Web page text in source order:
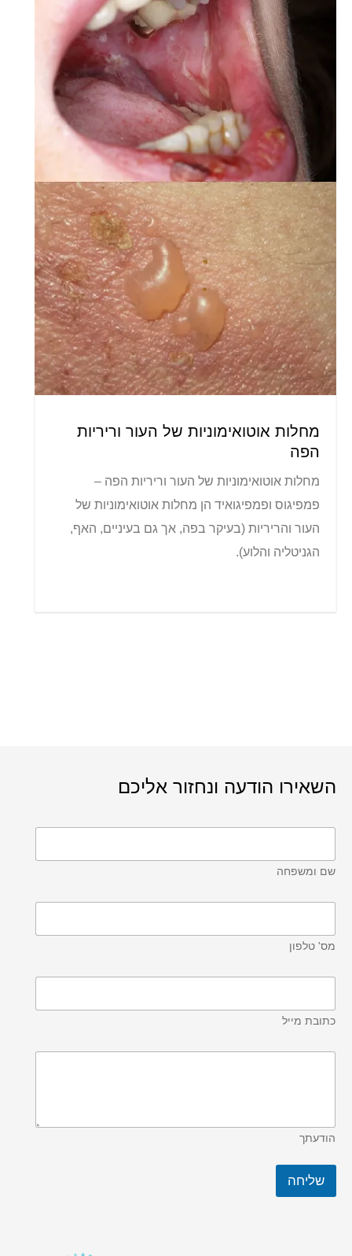
מחלות אוטואימוניות של העור וריריות
הפה
מחלות אוטואימוניות של העור וריריות הפה –
פמפיגוס ופמפיגואיד הן מחלות אוטואימוניות של
העור והריריות (בעיקר בפה, אך גם בעיניים, האף,
הגניטליה והלוע).
השאירו הודעה ונחזור אליכם
שם ומשפחה
מס' טלפון
כתובת מייל
הודעתך
שליחה